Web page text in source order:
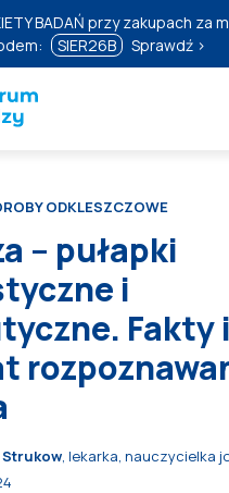
BADAŃ przy zakupach za
SIER26B Sprawdź ›
ODKLESZCZOWE
– pułapki
i
Fakty
, lekarka, nauczycielka